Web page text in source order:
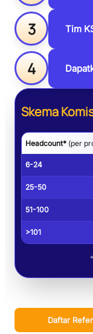
3 Tim
4
Skema
Headcount* (per
6-24
25-50
51-100
>101
Daftar